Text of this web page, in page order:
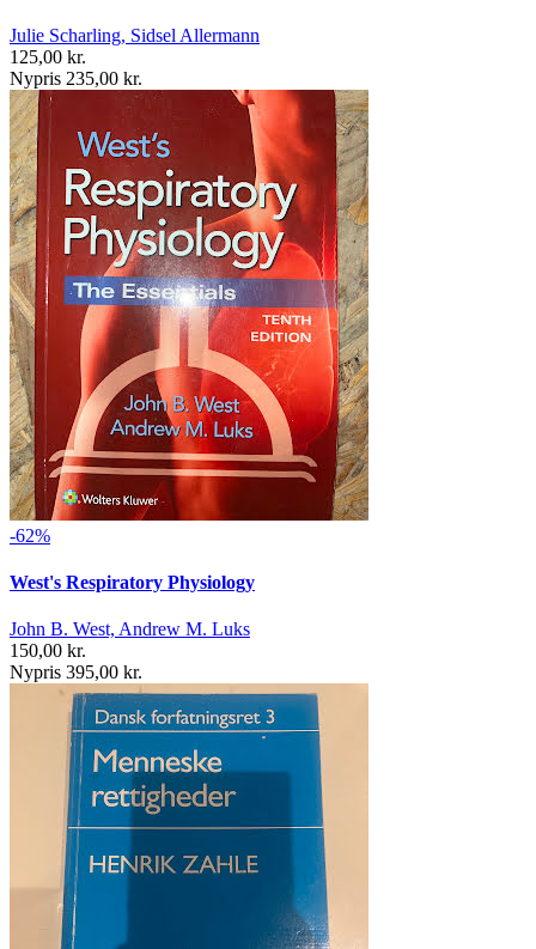
Julie Scharling, Sidsel Allermann
125,00 kr.
Nypris 235,00 kr.
-62%
West's Respiratory Physiology
John B. West, Andrew M. Luks
150,00 kr.
Nypris 395,00 kr.